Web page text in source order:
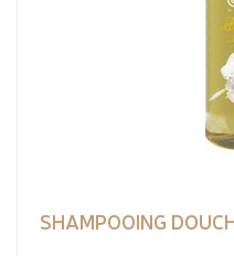
SHAMPOOING